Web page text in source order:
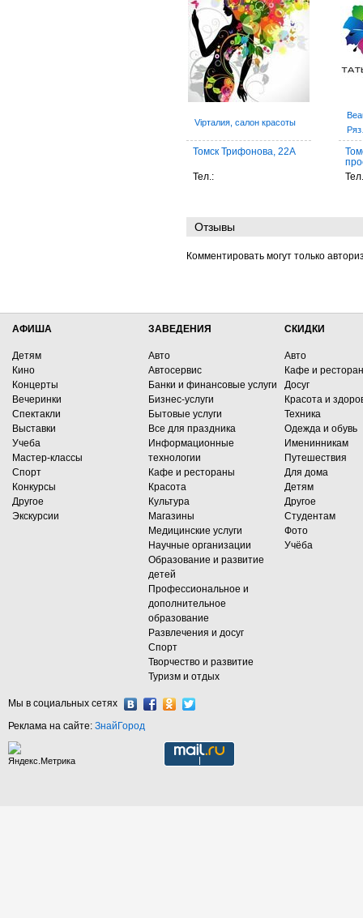
Vipталия, салон красоты
Томск Трифонова, 22А
Тел.:
Отзывы
Комментировать могут только
АФИША
Детям
Кино
Концерты
Вечеринки
Спектакли
Выставки
Учеба
Мастер-классы
Спорт
Конкурсы
Другое
Экскурсии
ЗАВЕДЕНИЯ
Авто
Автосервис
Банки и финансовые услуги
Бизнес-услуги
Бытовые услуги
Все для праздника
Информационные
технологии
Кафе и рестораны
Красота
Культура
Магазины
Медицинские услуги
Научные организации
Образование и развитие
детей
Профессиональное и
дополнительное
образование
Развлечения и досуг
Спорт
Творчество и развитие
Туризм и отдых
СКИДКИ
Авто
Кафе и
Досуг
Красота и
Техника
Одежда и обувь
Именинникам
Путешествия
Для дома
Детям
Другое
Студентам
Фото
Учёба
Мы в социальных сетях
Реклама на сайте: ЗнайГород